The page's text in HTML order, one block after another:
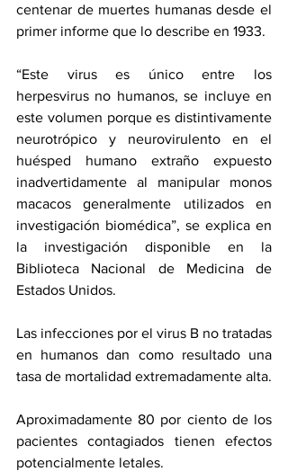
centenar de muertes humanas desde el
primer informe que lo describe en 1933.
“Este virus es único entre los
herpesvirus no humanos, se incluye en
este volumen porque es distintivamente
neurotrópico y neurovirulento en el
huésped humano extraño expuesto
inadvertidamente al manipular monos
macacos generalmente utilizados en
investigación biomédica”, se explica en
la investigación disponible en la
Biblioteca Nacional de Medicina de
Estados Unidos.
Las infecciones por el virus B no tratadas
en humanos dan como resultado una
tasa de mortalidad extremadamente alta.
Aproximadamente 80 por ciento de los
pacientes contagiados tienen efectos
potencialmente letales.